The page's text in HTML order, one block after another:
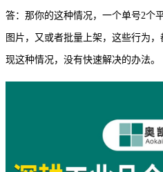
答：那你的这种情况，一个单号2个
图片，又或者批量上架，这些行为
现这种情况，没有快速解决的办法。